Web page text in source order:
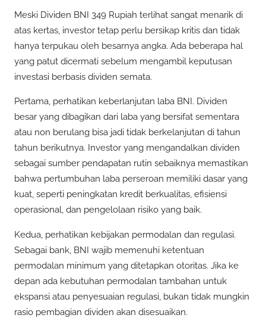
Meski Dividen BNI 349 Rupiah terlihat sangat menarik di
atas kertas, investor tetap perlu bersikap kritis dan tidak
hanya terpukau oleh besarnya angka. Ada beberapa hal
yang patut dicermati sebelum mengambil keputusan
investasi berbasis dividen semata.
Pertama, perhatikan keberlanjutan laba BNI. Dividen
besar yang dibagikan dari laba yang bersifat sementara
atau non berulang bisa jadi tidak berkelanjutan di tahun
tahun berikutnya. Investor yang mengandalkan dividen
sebagai sumber pendapatan rutin sebaiknya memastikan
bahwa pertumbuhan laba perseroan memiliki dasar yang
kuat, seperti peningkatan kredit berkualitas, efisiensi
operasional, dan pengelolaan risiko yang baik.
Kedua, perhatikan kebijakan permodalan dan regulasi.
Sebagai bank, BNI wajib memenuhi ketentuan
permodalan minimum yang ditetapkan otoritas. Jika ke
depan ada kebutuhan permodalan tambahan untuk
ekspansi atau penyesuaian regulasi, bukan tidak mungkin
rasio pembagian dividen akan disesuaikan.